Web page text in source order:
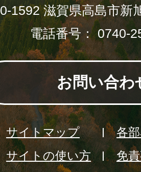
1592 滋賀県高島市新
電話番号： 0740-
お問い合わ
サイトマップ
各
サイトの使い方
免